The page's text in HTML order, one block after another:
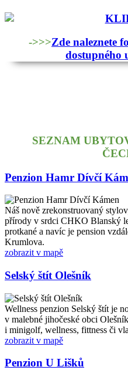
->>>Zde naleznete
dostupného
SEZNAM
Penzion Hamr Dívčí
Náš nově zrekonstruovaný
přírody v srdci CHKO Blanský
protkané a navíc je pension
Krumlova.
zobrazit v mapě
Selský štít Olešník
Wellness penzion Selský štít je
v malebné jihočeské obci
i minigolf, wellness, fittness či
zobrazit v mapě
Penzion U Lišků